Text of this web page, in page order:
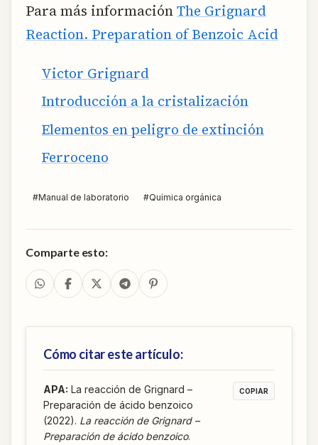
Para más informaciónThe Grignard
Reaction. Preparation of Benzoic Acid
Victor Grignard
Introducción a la cristalización
Elementos en peligro de extinción
Ferroceno
#Manual de laboratorio #Química orgánica
Comparte esto:
Cómo citar este artículo:
APA: La reacción de Grignard –
Preparación de ácido benzoico
(2022). La reacción de Grignard –
Preparación de ácido benzoico.
COPIAR